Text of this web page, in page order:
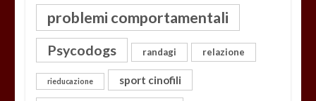
problemi comportamentali
Psycodogs randagi relazione
rieducazione sport cinofili